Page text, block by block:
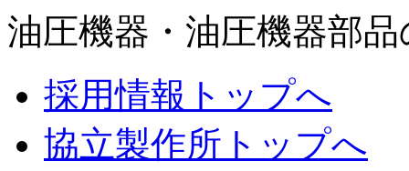
油圧機器・油圧機器部
採用情報トップへ
協立製作所トップへ